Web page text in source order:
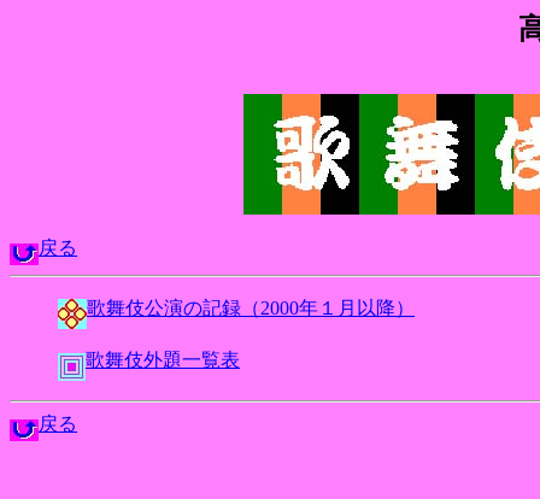
戻る
歌舞伎公演の記録（2000年１月以降）
歌舞伎外題一覧表
戻る